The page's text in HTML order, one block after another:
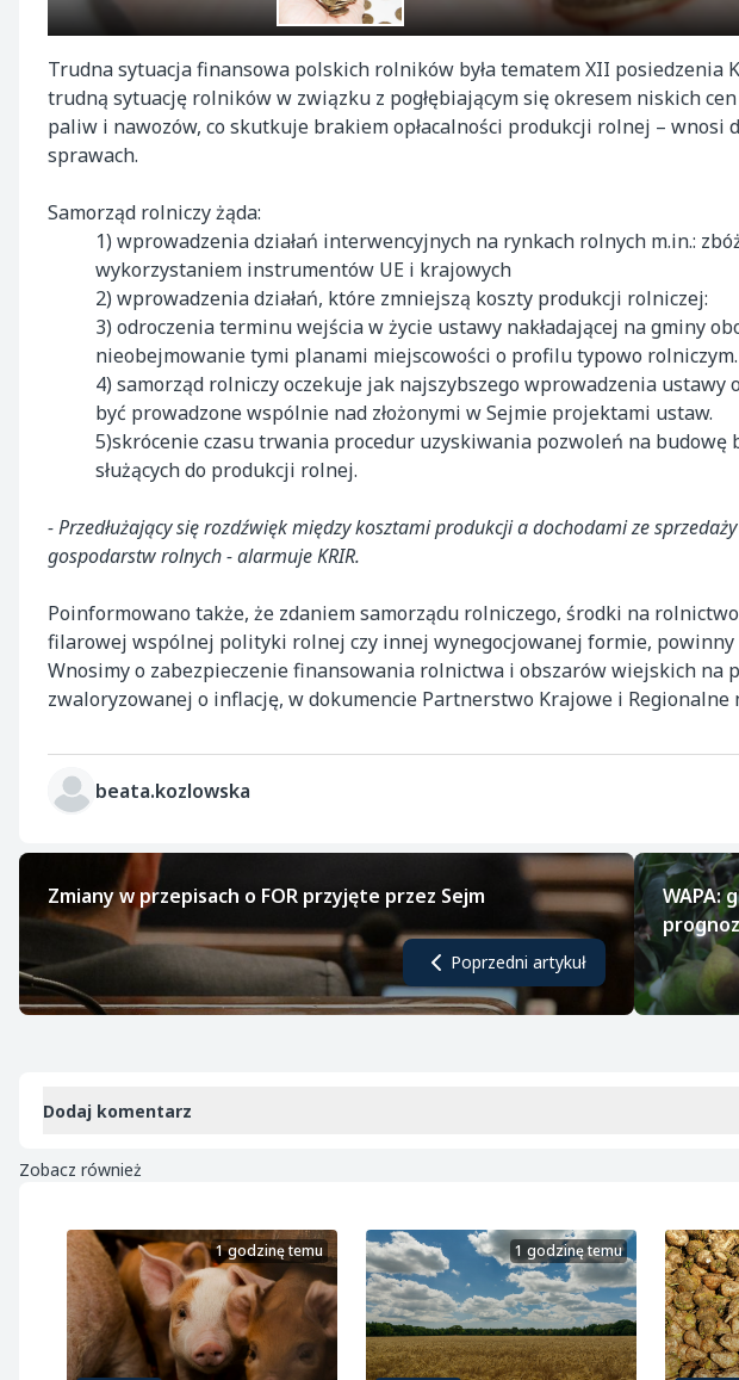
Trudna sytuacja finansowa polskich rolników była tematem XII posiedzenia
trudną sytuację rolników w związku z pogłębiającym się okresem niskich
paliw i nawozów, co skutkuje brakiem opłacalności produkcji rolnej – wnosi
sprawach.
Samorząd rolniczy żąda:
1) wprowadzenia działań interwencyjnych na rynkach rolnych m.in.:
wykorzystaniem instrumentów UE i krajowych
2) wprowadzenia działań, które zmniejszą koszty produkcji rolniczej:
3) odroczenia terminu wejścia w życie ustawy nakładającej na gminy
nieobejmowanie tymi planami miejscowości o profilu typowo rolniczym.
4) samorząd rolniczy oczekuje jak najszybszego wprowadzenia
być prowadzone wspólnie nad złożonymi w Sejmie projektami ustaw.
5)skrócenie czasu trwania procedur uzyskiwania pozwoleń na
służących do produkcji rolnej.
- Przedłużający się rozdźwięk między kosztami produkcji a dochodami ze
gospodarstw rolnych - alarmuje KRIR.
Poinformowano także, że zdaniem samorządu rolniczego, środki na
filarowej wspólnej polityki rolnej czy innej wynegocjowanej formie, powinny
Wnosimy o zabezpieczenie finansowania rolnictwa i obszarów wiejskich na
zwaloryzowanej o inflację, w dokumencie Partnerstwo Krajowe i Regionalne
beata.kozlowska
Zmiany w przepisach o FOR przyjęte przez Sejm
Poprzedni artykuł
WAPA:
Dodaj komentarz
Zobacz również
1 godzinę temu 1 godzinę temu